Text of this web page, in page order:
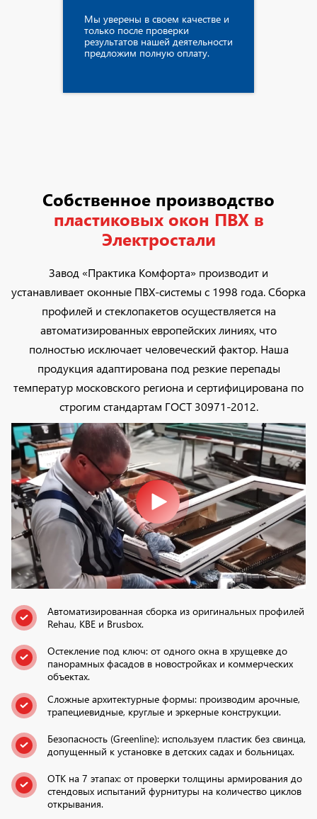
Мы уверены в своем качестве и
только после проверки
результатов нашей деятельности
предложим полную оплату.
Собственное производство
пластиковых окон ПВХ в
Электростали
Завод «Практика Комфорта» производит и
устанавливает оконные ПВХ-системы с 1998 года. Сборка
профилей и стеклопакетов осуществляется на
автоматизированных европейских линиях, что
полностью исключает человеческий фактор. Наша
продукция адаптирована под резкие перепады
температур московского региона и сертифицирована по
строгим стандартам ГОСТ 30971-2012.
Автоматизированная сборка из оригинальных профилей
Rehau, KBE и Brusbox.
Остекление под ключ: от одного окна в хрущевке до
панорамных фасадов в новостройках и коммерческих
объектах.
Сложные архитектурные формы: производим арочные,
трапециевидные, круглые и эркерные конструкции.
Безопасность (Greenline): используем пластик без свинца,
допущенный к установке в детских садах и больницах.
ОТК на 7 этапах: от проверки толщины армирования до
стендовых испытаний фурнитуры на количество циклов
открывания.